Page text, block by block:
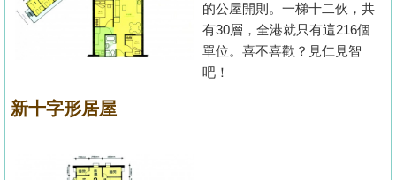
的公屋開則。一梯十二伙，共
有30層，全港就只有這216個
單位。喜不喜歡？見仁見智
吧！
新十字形居屋